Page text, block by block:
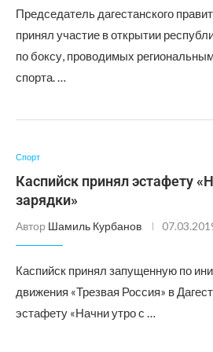
Председатель дагестанского
принял участие в открытии
по боксу, проводимых
спорта. …
Спорт
Каспийск принял эстафету
зарядки»
Автор Шамиль Курбанов
Каспийск принял запущенную по
движения «Трезвая Россия» в
эстафету «Начни утро с …